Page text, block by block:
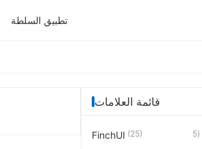
تطبيق السلطة
قائمة العلامات
FinchUI (25)